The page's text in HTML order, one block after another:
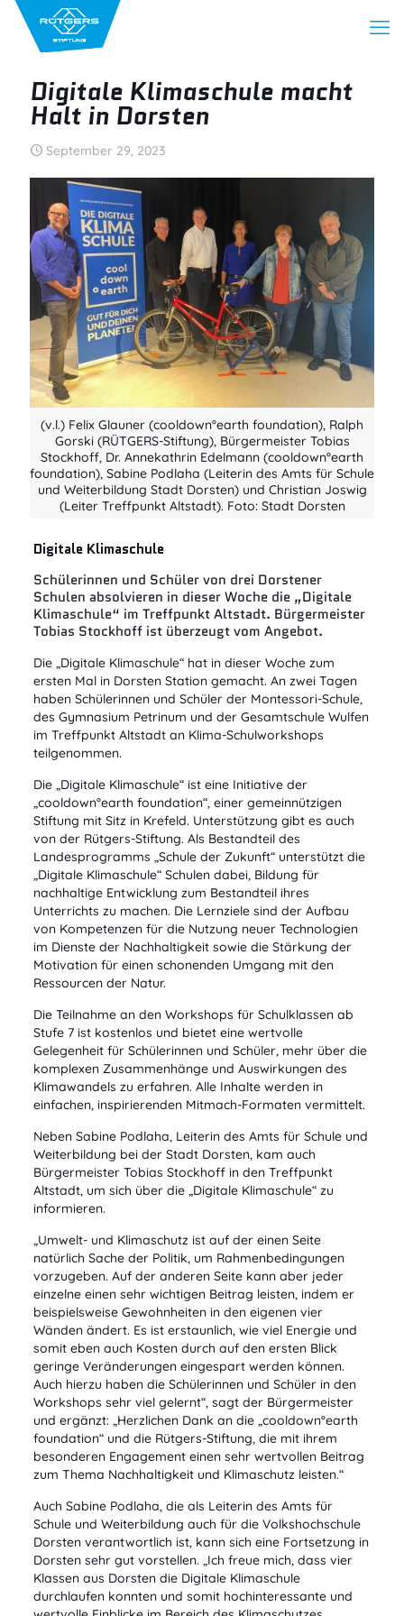
Digitale Klimaschule macht
Halt in Dorsten
September 29, 2023
(v.l.) Felix Glauner (cooldown°earth foundation), Ralph
Gorski (RÜTGERS-Stiftung), Bürgermeister Tobias
Stockhoff, Dr. Annekathrin Edelmann (cooldown°earth
foundation), Sabine Podlaha (Leiterin des Amts für Schule
und Weiterbildung Stadt Dorsten) und Christian Joswig
(Leiter Treffpunkt Altstadt). Foto: Stadt Dorsten
Digitale Klimaschule
Schülerinnen und Schüler von drei Dorstener
Schulen absolvieren in dieser Woche die „Digitale
Klimaschule“ im Treffpunkt Altstadt. Bürgermeister
Tobias Stockhoff ist überzeugt vom Angebot.
Die „Digitale Klimaschule“ hat in dieser Woche zum
ersten Mal in Dorsten Station gemacht. An zwei Tagen
haben Schülerinnen und Schüler der Montessori-Schule,
des Gymnasium Petrinum und der Gesamtschule Wulfen
im Treffpunkt Altstadt an Klima-Schulworkshops
teilgenommen.
Die „Digitale Klimaschule“ ist eine Initiative der
„cooldown°earth foundation“, einer gemeinnützigen
Stiftung mit Sitz in Krefeld. Unterstützung gibt es auch
von der Rütgers-Stiftung. Als Bestandteil des
Landesprogramms „Schule der Zukunft“ unterstützt die
„Digitale Klimaschule“ Schulen dabei, Bildung für
nachhaltige Entwicklung zum Bestandteil ihres
Unterrichts zu machen. Die Lernziele sind der Aufbau
von Kompetenzen für die Nutzung neuer Technologien
im Dienste der Nachhaltigkeit sowie die Stärkung der
Motivation für einen schonenden Umgang mit den
Ressourcen der Natur.
Die Teilnahme an den Workshops für Schulklassen ab
Stufe 7 ist kostenlos und bietet eine wertvolle
Gelegenheit für Schülerinnen und Schüler, mehr über die
komplexen Zusammenhänge und Auswirkungen des
Klimawandels zu erfahren. Alle Inhalte werden in
einfachen, inspirierenden Mitmach-Formaten vermittelt.
Neben Sabine Podlaha, Leiterin des Amts für Schule und
Weiterbildung bei der Stadt Dorsten, kam auch
Bürgermeister Tobias Stockhoff in den Treffpunkt
Altstadt, um sich über die „Digitale Klimaschule“ zu
informieren.
„Umwelt- und Klimaschutz ist auf der einen Seite
natürlich Sache der Politik, um Rahmenbedingungen
vorzugeben. Auf der anderen Seite kann aber jeder
einzelne einen sehr wichtigen Beitrag leisten, indem er
beispielsweise Gewohnheiten in den eigenen vier
Wänden ändert. Es ist erstaunlich, wie viel Energie und
somit eben auch Kosten durch auf den ersten Blick
geringe Veränderungen eingespart werden können.
Auch hierzu haben die Schülerinnen und Schüler in den
Workshops sehr viel gelernt“, sagt der Bürgermeister
und ergänzt: „Herzlichen Dank an die „cooldown°earth
foundation“ und die Rütgers-Stiftung, die mit ihrem
besonderen Engagement einen sehr wertvollen Beitrag
zum Thema Nachhaltigkeit und Klimaschutz leisten.“
Auch Sabine Podlaha, die als Leiterin des Amts für
Schule und Weiterbildung auch für die Volkshochschule
Dorsten verantwortlich ist, kann sich eine Fortsetzung in
Dorsten sehr gut vorstellen. „Ich freue mich, dass vier
Klassen aus Dorsten die Digitale Klimaschule
durchlaufen konnten und somit hochinteressante und